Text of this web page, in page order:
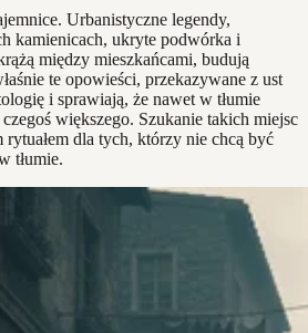
Urbanistyczne legendy,
kamienicach, ukryte podwórka i
między mieszkańcami, budują
te opowieści, przekazywane z ust
i sprawiają, że nawet w tłumie
większego. Szukanie takich miejsc
dla tych, którzy nie chcą być
tłumie.